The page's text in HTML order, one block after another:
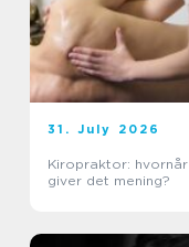
31. July 2026
Kiropraktor: hvornår
giver det mening?